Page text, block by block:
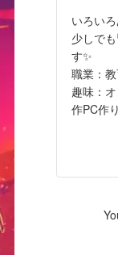
いろい
少しで
す✨
職業：
趣味：
作PC作